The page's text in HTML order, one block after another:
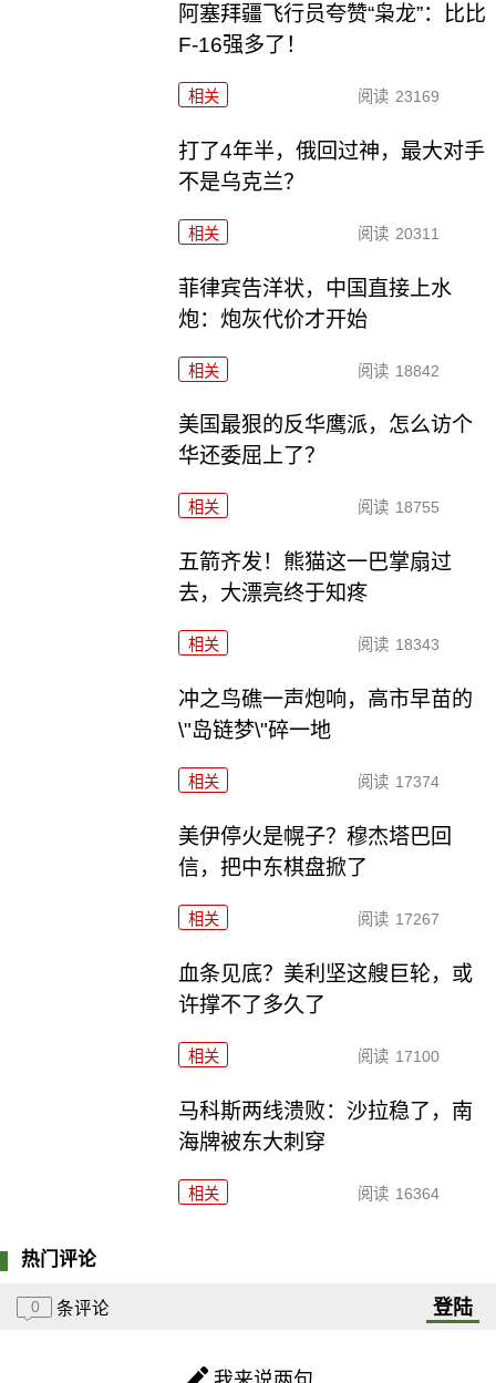
阿塞拜疆飞行员夸赞“枭龙”：比比
F-16强多了！
相关 阅读 23169
打了4年半，俄回过神，最大对手
不是乌克兰？
相关 阅读 20311
菲律宾告洋状，中国直接上水
炮：炮灰代价才开始
相关 阅读 18842
美国最狠的反华鹰派，怎么访个
华还委屈上了？
相关 阅读 18755
五箭齐发！熊猫这一巴掌扇过
去，大漂亮终于知疼
相关 阅读 18343
冲之鸟礁一声炮响，高市早苗的
\"岛链梦\"碎一地
相关 阅读 17374
美伊停火是幌子？穆杰塔巴回
信，把中东棋盘掀了
相关 阅读 17267
血条见底？美利坚这艘巨轮，或
许撑不了多久了
相关 阅读 17100
马科斯两线溃败：沙拉稳了，南
海牌被东大刺穿
相关 阅读 16364
热门评论
0 条评论 登陆